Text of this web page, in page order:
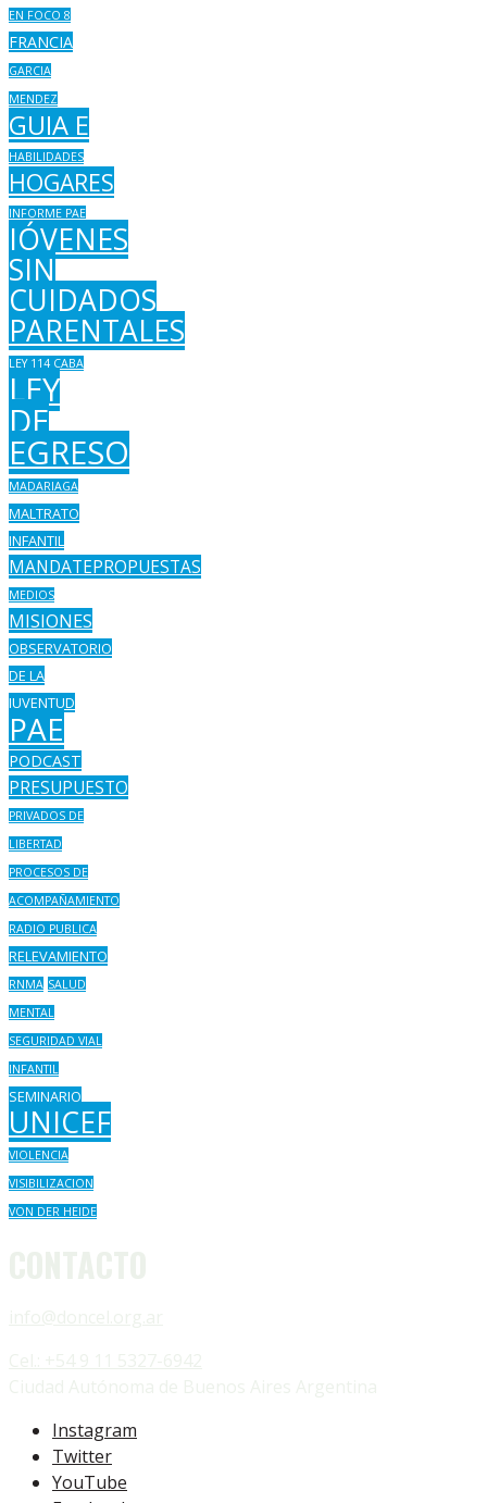
EN FOCO 8
FRANCIA
GARCIA
MENDEZ
GUIA E
HABILIDADES
HOGARES
INFORME PAE
JÓVENES
SIN
CUIDADOS
PARENTALES
LEY 114 CABA
LEY
DE
EGRESO
MADARIAGA
MALTRATO
INFANTIL
MANDATEPROPUESTAS
MEDIOS
MISIONES
OBSERVATORIO
DE LA
JUVENTUD
PAE
PODCAST
PRESUPUESTO
PRIVADOS DE
LIBERTAD
PROCESOS DE
ACOMPAÑAMIENTO
RADIO PUBLICA
RELEVAMIENTO
RNMA SALUD
MENTAL
SEGURIDAD VIAL
INFANTIL
SEMINARIO
UNICEF
VIOLENCIA
VISIBILIZACION
VON DER HEIDE
Instagram
Twitter
YouTube